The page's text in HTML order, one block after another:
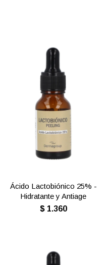
Ácido Lactobiónico 25% -
Hidratante y Antiage
$ 1.360